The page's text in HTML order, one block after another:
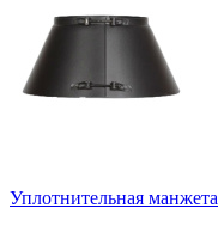
Уплотнительная манжета